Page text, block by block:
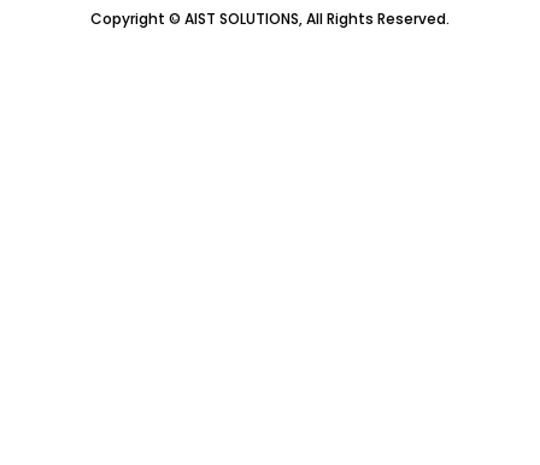
Copyright © AIST SOLUTIONS, All Rights Reserved.